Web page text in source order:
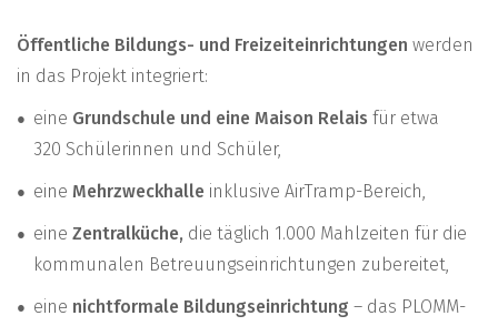
Öffentliche Bildungs- und Freizeiteinrichtungen werden
in das Projekt integriert:
eine Grundschule und eine Maison Relais für etwa
320 Schülerinnen und Schüler,
eine Mehrzweckhalle inklusive AirTramp-Bereich,
eine Zentralküche, die täglich 1.000 Mahlzeiten für die
kommunalen Betreuungseinrichtungen zubereitet,
eine nichtformale Bildungseinrichtung – das PLOMM-